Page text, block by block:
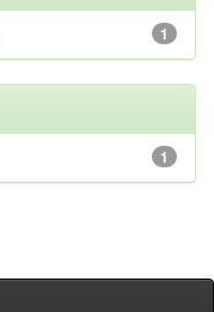
1
1